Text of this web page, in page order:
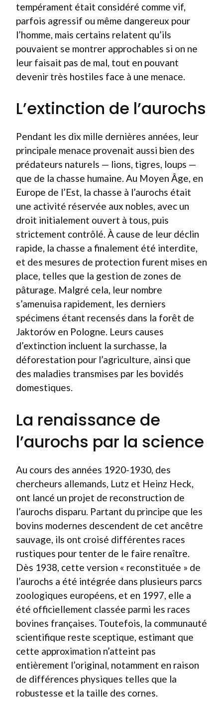
tempérament était considéré comme vif,
parfois agressif ou même dangereux pour
l’homme, mais certains relatent qu’ils
pouvaient se montrer approchables si on ne
leur faisait pas de mal, tout en pouvant
devenir très hostiles face à une menace.
L’extinction de l’aurochs
Pendant les dix mille dernières années, leur
principale menace provenait aussi bien des
prédateurs naturels — lions, tigres, loups —
que de la chasse humaine. Au Moyen Âge, en
Europe de l’Est, la chasse à l’aurochs était
une activité réservée aux nobles, avec un
droit initialement ouvert à tous, puis
strictement contrôlé. À cause de leur déclin
rapide, la chasse a finalement été interdite,
et des mesures de protection furent mises en
place, telles que la gestion de zones de
pâturage. Malgré cela, leur nombre
s’amenuisa rapidement, les derniers
spécimens étant recensés dans la forêt de
Jaktorów en Pologne. Leurs causes
d’extinction incluent la surchasse, la
déforestation pour l’agriculture, ainsi que
des maladies transmises par les bovidés
domestiques.
La renaissance de
l’aurochs par la science
Au cours des années 1920-1930, des
chercheurs allemands, Lutz et Heinz Heck,
ont lancé un projet de reconstruction de
l’aurochs disparu. Partant du principe que les
bovins modernes descendent de cet ancêtre
sauvage, ils ont croisé différentes races
rustiques pour tenter de le faire renaître.
Dès 1938, cette version « reconstituée » de
l’aurochs a été intégrée dans plusieurs parcs
zoologiques européens, et en 1997, elle a
été officiellement classée parmi les races
bovines françaises. Toutefois, la communauté
scientifique reste sceptique, estimant que
cette approximation n’atteint pas
entièrement l’original, notamment en raison
de différences physiques telles que la
robustesse et la taille des cornes.